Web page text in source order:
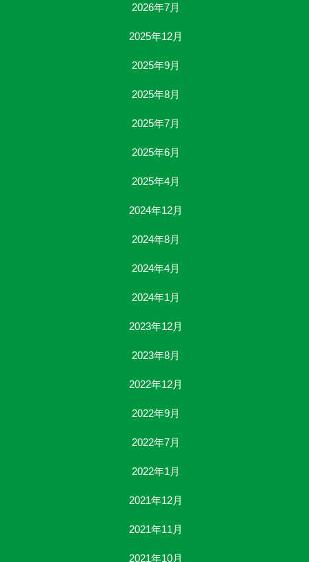
2026年7月
2025年12月
2025年9月
2025年8月
2025年7月
2025年6月
2025年4月
2024年12月
2024年8月
2024年4月
2024年1月
2023年12月
2023年8月
2022年12月
2022年9月
2022年7月
2022年1月
2021年12月
2021年11月
2021年10月